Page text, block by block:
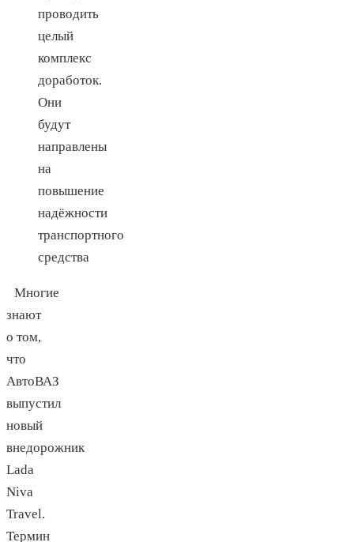
проводить
целый
комплекс
доработок.
Они
будут
направлены
на
повышение
надёжности
транспортного
средства
Многие
знают
о том,
что
АвтоВАЗ
выпустил
новый
внедорожник
Lada
Niva
Travel.
Термин